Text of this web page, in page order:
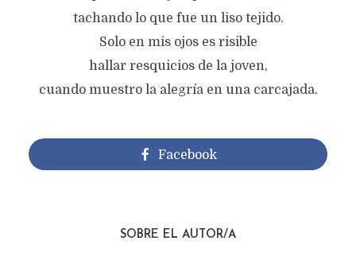
tachando lo que fue un liso tejido.
Solo en mis ojos es risible
hallar resquicios de la joven,
cuando muestro la alegría en una carcajada.
Facebook
SOBRE EL AUTOR/A